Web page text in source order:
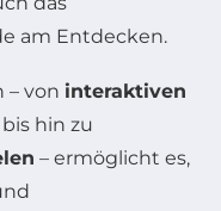
am Entdecken.
– von interaktiven
bis hin zu
– ermöglicht es,